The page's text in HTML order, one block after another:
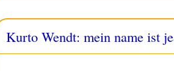
Kurto Wendt: mein name ist